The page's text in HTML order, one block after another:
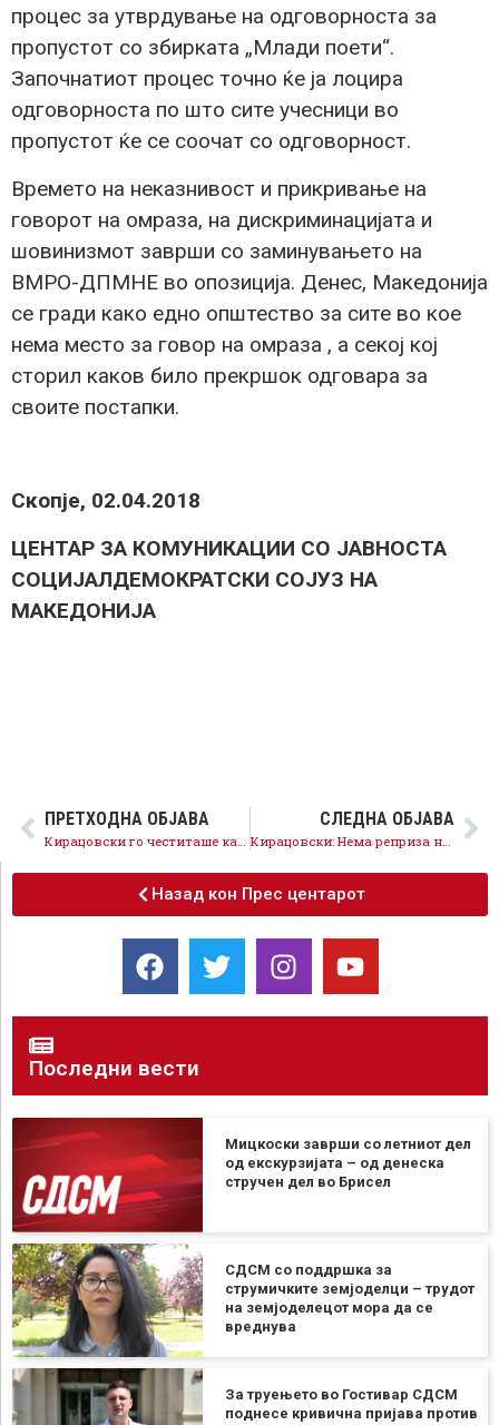
процес за утврдување на одговорноста за
пропустот со збирката „Млади поети“.
Започнатиот процес точно ќе ја лоцира
одговорноста по што сите учесници во
пропустот ќе се соочат со одговорност.
Времето на неказнивост и прикривање на
говорот на омраза, на дискриминацијата и
шовинизмот заврши со заминувањето на
ВМРО-ДПМНЕ во опозиција. Денес, Македонија
се гради како едно општество за сите во кое
нема место за говор на омраза , а секој кој
сторил каков било прекршок одговара за
своите постапки.
Скопје, 02.04.2018
ЦЕНТАР ЗА КОМУНИКАЦИИ СО ЈАВНОСТА
СОЦИЈАЛДЕМОКРАТСКИ СОЈУЗ НА
МАКЕДОНИЈА
ПРЕТХОДНА ОБЈАВА
Кирацовски го честиташе католичкиот Велигден: Само преку меѓусебно почитување и разбирање ќе изградиме поубаво општество за сите
СЛЕДНА ОБЈАВА
Кирацовски: Нема реприза на 17 мај , ВМРО – ДПМНЕ прво треба да се извини за пустошот
Назад кон Прес центарот
Последни вести
Мицкоски заврши со летниот дел
од екскурзијата – од денеска
стручен дел во Брисел
СДСМ со поддршка за
струмичките земјоделци – трудот
на земјоделецот мора да се
вреднува
За труењето во Гостивар СДСМ
поднесе кривична пријава против